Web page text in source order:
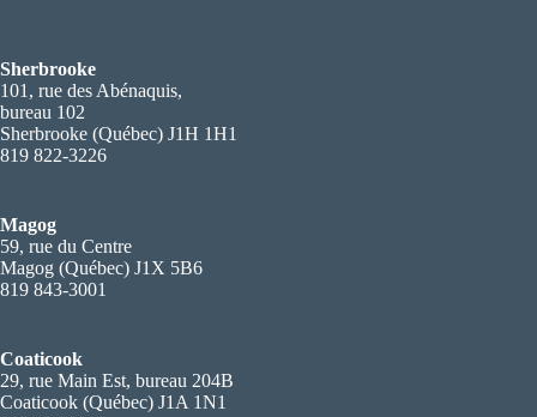
Sherbrooke
101, rue des Abénaquis,
bureau 102
Sherbrooke (Québec) J1H 1H1
819 822-3226
Magog
59, rue du Centre
Magog (Québec) J1X 5B6
819 843-3001
Coaticook
29, rue Main Est, bureau 204B
Coaticook (Québec) J1A 1N1